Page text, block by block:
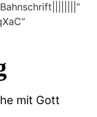
mit Gott